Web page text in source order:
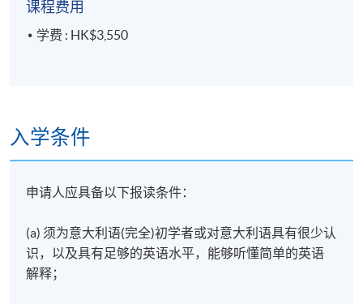
课程费用
学费 : HK$3,550
入学条件
申请人应具备以下报读条件：
(a) 须为意大利语(完全)初学者或对意大利语具有很少认
识，以及具有足够的英语水平，能够听懂简单的英语
解释；